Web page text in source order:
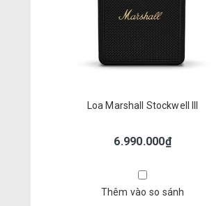
Loa Marshall Stockwell III
6.990.000₫
Thêm vào so sánh